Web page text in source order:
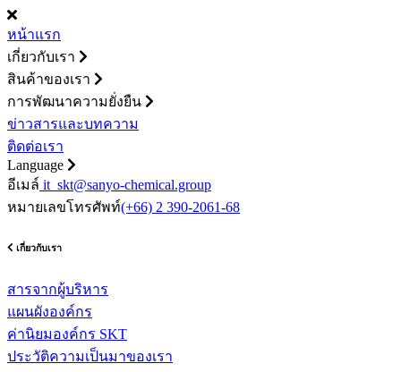
หน้าแรก
เกี่ยวกับเรา
สินค้าของเรา
การพัฒนาความยั่งยืน
ข่าวสารและบทความ
ติดต่อเรา
Language
อีเมล์ it_skt@sanyo-chemical.group
หมายเลขโทรศัพท์(+66) 2 390-2061-68
เกี่ยวกับเรา
สารจากผู้บริหาร
แผนผังองค์กร
ค่านิยมองค์กร SKT
ประวัติความเป็นมาของเรา